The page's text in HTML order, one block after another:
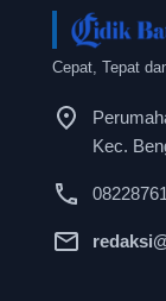
Cepat, Tepat
Kec.